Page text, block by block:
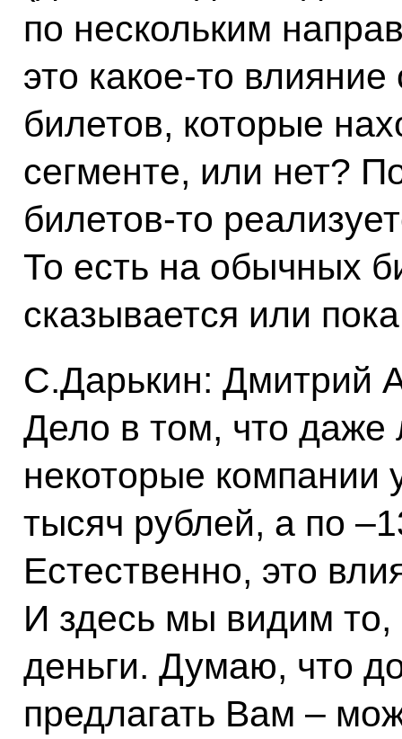
по нескольким
это какое‑то
билетов, которые
сегменте, или нет?
билетов‑то
То есть на обычных
сказывается или
С.Дарькин: Дмитрий
Дело в том, что даже
некоторые компании
тысяч рублей, а по
Естественно, это
И здесь мы видим то,
деньги. Думаю, что
предлагать Вам –